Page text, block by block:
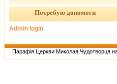
Потребую допомоги
Admin login
Парафія Церкви Миколая Чудотворця